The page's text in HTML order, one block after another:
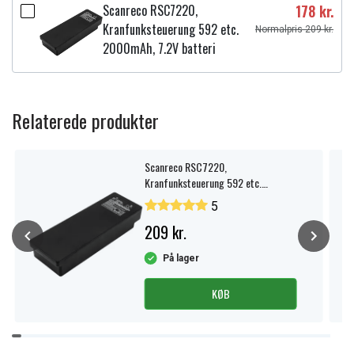
Scanreco RSC7220,
Kranfunksteuerung 592 etc.
2000mAh, 7.2V batteri
178 kr.
Normalpris 209 kr.
Relaterede produkter
Scanreco RSC7220,
Kranfunksteuerung 592 etc.
2000mAh, 7.2V batteri
5
209 kr.
På lager
KØB
Item